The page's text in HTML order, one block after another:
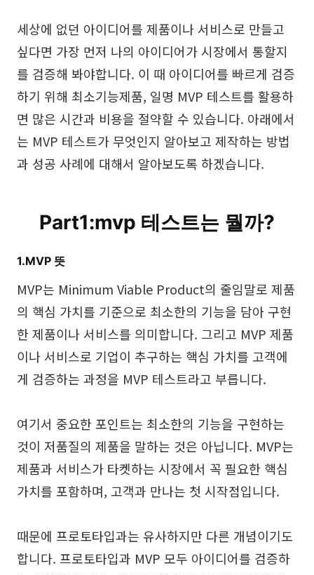
ER 다이어그램
UML 다이어그램
조직도
비즈니스 모델 캔버스
사용자 여정 지도
아키텍처 다이어그램
워크플로우
스크럼 도구
회의 및 워크숍
제품 기획
창의성 & 다이어그램
AI 플로우차트
AI 사용자 여정 지도
AI 피시본 다이어그램
AI 비즈니스 모델 캔버스
세상에 없던 아이디어를 제품이나 서비스로 만들고
싶다면 가장 먼저 나의 아이디어가 시장에서 통할지
를 검증해 봐야합니다. 이 때 아이디어를 빠르게 검증
하기 위해 최소기능제품, 일명 MVP 테스트를 활용하
면 많은 시간과 비용을 절약할 수 있습니다. 아래에서
는 MVP 테스트가 무엇인지 알아보고 제작하는 방법
과 성공 사례에 대해서 알아보도록 하겠습니다.
Part1:mvp 테스트는 뭘까?
1.MVP 뜻
MVP는 Minimum Viable Product의 줄임말로 제품
의 핵심 가치를 기준으로 최소한의 기능을 담아 구현
한 제품이나 서비스를 의미합니다. 그리고 MVP 제품
이나 서비스로 기업이 추구하는 핵심 가치를 고객에
게 검증하는 과정을 MVP 테스트라고 부릅니다.
여기서 중요한 포인트는 최소한의 기능을 구현하는
것이 저품질의 제품을 말하는 것은 아닙니다. MVP는
제품과 서비스가 타켓하는 시장에서 꼭 필요한 핵심
가치를 포함하며, 고객과 만나는 첫 시작점입니다.
때문에 프로토타입과는 유사하지만 다른 개념이기도
합니다. 프로토타입과 MVP 모두 아이디어를 검증하